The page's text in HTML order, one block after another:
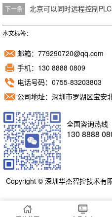
下一条 北京可以同时远程控制PLC
本文标签：
邮箱：779290720@qq.com
手机：130 8888 0809
电话号码：0755-83203803
公司地址：深圳市罗湖区宝安
全国咨询热线
130 8888
Copyright © 深圳华杰智控技术有